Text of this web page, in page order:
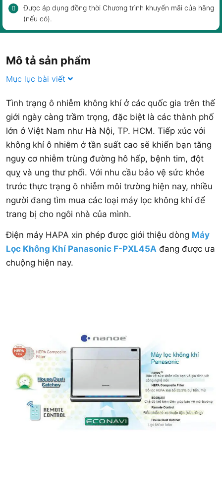
Được áp dụng đồng thời Chương trình khuyến mãi của hãng
(nếu có).
Mô tả sản phẩm
Mục lục bài viết
Tình trạng ô nhiễm không khí ở các quốc gia trên thế
giới ngày càng trầm trọng, đặc biệt là các thành phố
lớn ở Việt Nam như Hà Nội, TP. HCM. Tiếp xúc với
không khí ô nhiễm ở tần suất cao sẽ khiến bạn tăng
nguy cơ nhiễm trùng đường hô hấp, bệnh tim, đột
quỵ và ung thư phổi. Với nhu cầu bảo vệ sức khỏe
trước thực trạng ô nhiễm môi trường hiện nay, nhiều
người đang tìm mua các loại máy lọc không khí để
trang bị cho ngôi nhà của mình.
Điện máy HAPA xin phép được giới thiệu dòng Máy
Lọc Không Khí Panasonic F-PXL45A đang được ưa
chuộng hiện nay.